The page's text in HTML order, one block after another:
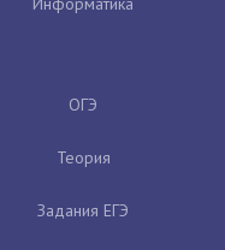
ОГЭ
Теория
Задания ЕГЭ